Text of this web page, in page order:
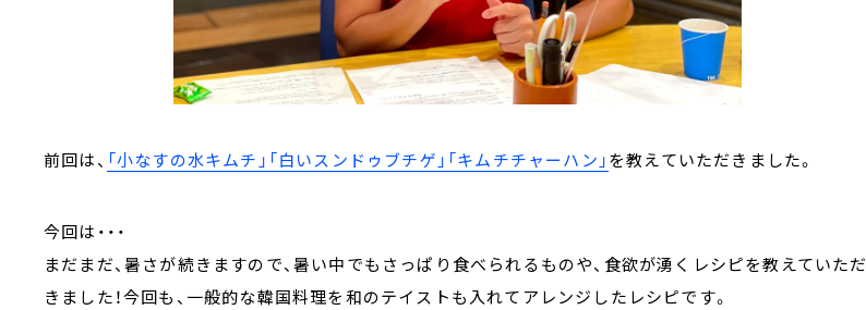
前回は、 「小なすの水キムチ」「白いスンドゥブチゲ」「キムチチャーハン」を教えていただきました。
今回は・・・
まだまだ、暑さが続きますので、暑い中でもさっぱり食べられるものや、食欲が湧くレシピを教えていただ
きました！今回も、一般的な韓国料理を和のテイストも入れてアレンジしたレシピです。